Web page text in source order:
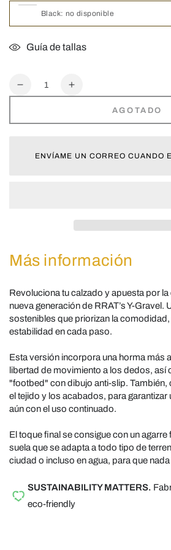
Guía de tallas
Cantidad
Reducir
Endurance
Aumentar
Endurance
AGOTADO
ENVÍAME UN CORREO CUANDO
Más información
Revoluciona tu calzado y apuesta por
nueva generación de RRAT’s Y-Gravel.
sostenibles que priorizan la
estabilidad en cada paso.
Esta versión incorpora una horma más
libertad de movimiento a los dedos, así
"footbed" con dibujo anti-slip. También,
el tejido y los acabados, para garantizar
aún con el uso continuado.
El toque final se consigue con un agarre
suela que se adapta a todo tipo de
ciudad o incluso en agua, para que
SUSTAINABILITY MATTERS.
eco-friendly